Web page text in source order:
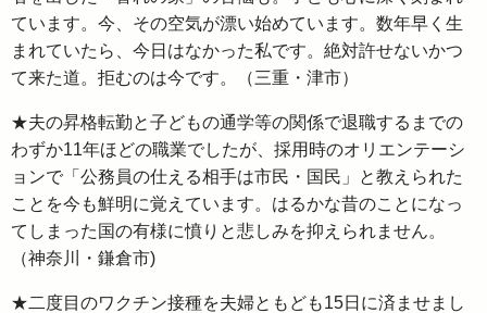
ています。今、その空気が漂い始めています。数年早く生
まれていたら、今日はなかった私です。絶対許せないかつ
て来た道。拒むのは今です。（三重・津市）
★夫の昇格転勤と子どもの通学等の関係で退職するまでの
わずか11年ほどの職業でしたが、採用時のオリエンテーシ
ョンで「公務員の仕える相手は市民・国民」と教えられた
ことを今も鮮明に覚えています。はるかな昔のことになっ
てしまった国の有様に憤りと悲しみを抑えられません。
（神奈川・鎌倉市)
★二度目のワクチン接種を夫婦ともども15日に済ませまし